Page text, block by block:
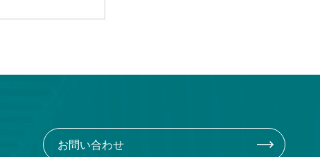
2021年９月号
お問い合わせ